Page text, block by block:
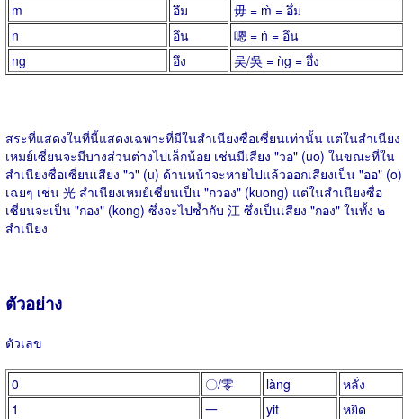
m
อึม
毋 = m̀ = อึ่ม
n
อึน
嗯 = n̂ = อึน
ng
อึง 吴/吳 = ǹg = อึ่ง
สระที่แสดงในที่นี้แสดงเฉพาะที่มีในสำเนียงซื่อเซี่ยนเท่านั้น แต่ในสำเนียง
เหมย์เซี่ยนจะมีบางส่วนต่างไปเล็กน้อย เช่นมีเสียง "วอ" (uo) ในขณะที่ใน
สำเนียงซื่อเซี่ยนเสียง "ว" (u) ด้านหน้าจะหายไปแล้วออกเสียงเป็น "ออ" (o)
เฉยๆ เช่น 光 สำเนียงเหมย์เซี่ยนเป็น "กวอง" (kuong) แต่ในสำเนียงซื่อ
เซี่ยนจะเป็น "กอง" (kong) ซึ่งจะไปซ้ำกับ 江 ซึ่งเป็นเสียง "กอง" ในทั้ง ๒
สำเนียง
ตัวอย่าง
ตัวเลข
0 〇/零 làng
หลั่ง
1
一 yit
หยิด